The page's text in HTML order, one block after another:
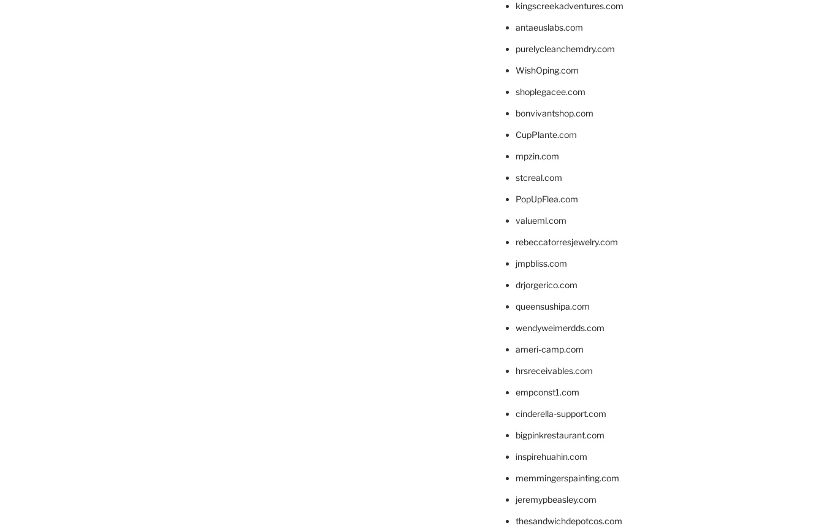
kingscreekadventures.com
antaeuslabs.com
purelycleanchemdry.com
WishOping.com
shoplegacee.com
bonvivantshop.com
CupPlante.com
mpzin.com
stcreal.com
PopUpFlea.com
valueml.com
rebeccatorresjewelry.com
jmpbliss.com
drjorgerico.com
queensushipa.com
wendyweimerdds.com
ameri-camp.com
hrsreceivables.com
empconst1.com
cinderella-support.com
bigpinkrestaurant.com
inspirehuahin.com
memmingerspainting.com
jeremypbeasley.com
thesandwichdepotcos.com